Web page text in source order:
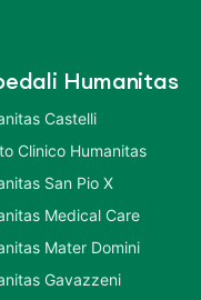
Humanitas
Castelli
Clinico Humanitas
San Pio X
Medical Care
Mater Domini
Gavazzeni